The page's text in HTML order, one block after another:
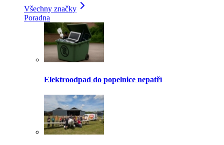
Všechny značky
Poradna
Elektroodpad do popelnice nepatří